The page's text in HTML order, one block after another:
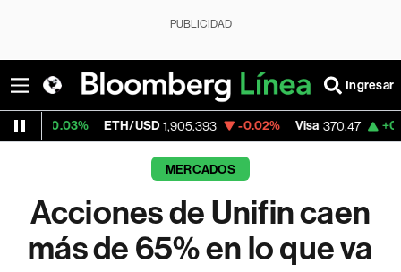
PUBLICIDAD
Ingresar
1,905.393 -0.02% Visa 370.47 +0.52%
MERCADOS
Acciones de Unifin caen
más de 65% en lo que va